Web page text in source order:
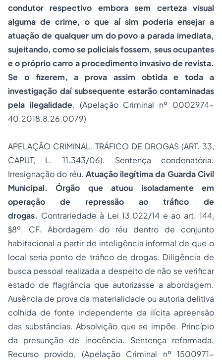
condutor respectivo embora sem certeza visual
alguma de crime, o que aí sim poderia ensejar a
atuação de qualquer um do povo a parada imediata,
sujeitando, como se policiais fossem, seus ocupantes
e o próprio carro a procedimento invasivo de revista.
Se o fizerem, a prova assim obtida e toda a
investigação daí subsequente estarão contaminadas
pela ilegalidade. (Apelação Criminal nº 0002974-
40.2018.8.26.0079)
APELAÇÃO CRIMINAL. TRÁFICO DE DROGAS (ART. 33,
CAPUT, L. 11.343/06). Sentença condenatória.
Irresignação do réu. Atuação ilegítima da Guarda Civil
Municipal. Órgão que atuou isoladamente em
operação de repressão ao tráfico de
drogas. Contrariedade à Lei 13.022/14 e ao art. 144,
§8º, CF. Abordagem do réu dentro de conjunto
habitacional a partir de inteligência informal de que o
local seria ponto de tráfico de drogas. Diligência de
busca pessoal realizada a despeito de não se verificar
estado de flagrância que autorizasse a abordagem.
Ausência de prova da materialidade ou autoria delitiva
colhida de fonte independente da ilícita apreensão
das substâncias. Absolvição que se impõe. Princípio
da presunção de inocência. Sentença reformada.
Recurso provido. (Apelação Criminal nº 1500971-